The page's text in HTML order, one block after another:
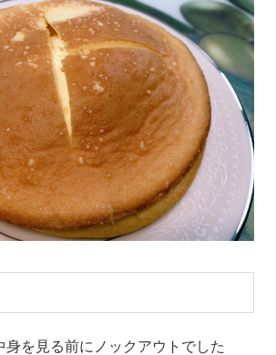
身を見る前にノックアウトでした